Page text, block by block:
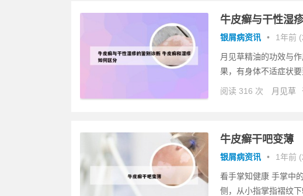
牛皮癣与干性湿
银屑病资讯 • 1年前
月见草精油的功效与
果，有身体不适症状
阅读 316 次 月见草
牛皮癣干吧变薄
银屑病资讯 • 1年前
看手掌知健康 手掌中
侧，从小指掌指褶纹